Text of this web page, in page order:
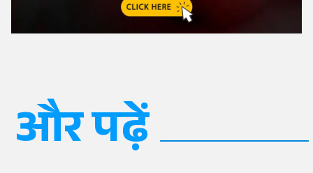
और पढ़ें